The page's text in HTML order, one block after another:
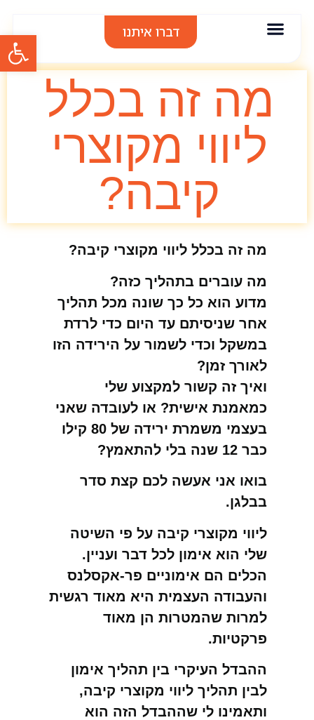
פתח דברו איתנו
מה זה בכלל
ליווי מקוצרי
קיבה?
מה זה בכלל ליווי מקוצרי קיבה?
מה עוברים בתהליך כזה?
מדוע הוא כל כך שונה מכל תהליך
אחר שניסיתם עד היום כדי לרדת
במשקל וכדי לשמור על הירידה הזו
לאורך זמן?
ואיך זה קשור למקצוע שלי
כמאמנת אישית? או לעובדה שאני
בעצמי משמרת ירידה של 80 קילו
כבר 12 שנה בלי להתאמץ?
בואו אני אעשה לכם קצת סדר
בבלגן.
ליווי מקוצרי קיבה על פי השיטה
שלי הוא אימון לכל דבר ועניין.
הכלים הם אימוניים פר-אקסלנס
והעבודה העצמית היא מאוד רגשית
למרות שהמטרות הן מאוד
פרקטיות.
ההבדל העיקרי בין תהליך אימון
לבין תהליך ליווי מקוצרי קיבה,
ותאמינו לי שההבדל הזה הוא